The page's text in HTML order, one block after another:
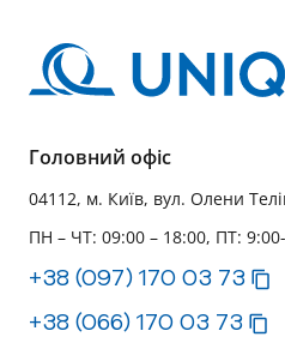
Головний офіс
04112, м. Київ, вул. Олени
ПН – ЧТ: 09:00 – 18:00, ПТ:
+38 (097) 170 03 73
+38 (066) 170 03 73